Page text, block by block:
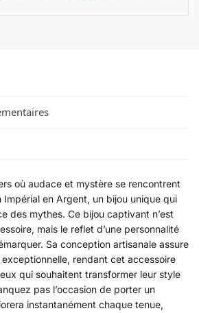
où audace et mystère se rencontrent
Impérial en Argent, un bijou unique qui
des mythes. Ce bijou captivant n’est
mais le reflet d’une personnalité
Sa conception artisanale assure
rendant cet accessoire
qui souhaitent transformer leur style
pas l’occasion de porter un
instantanément chaque tenue,